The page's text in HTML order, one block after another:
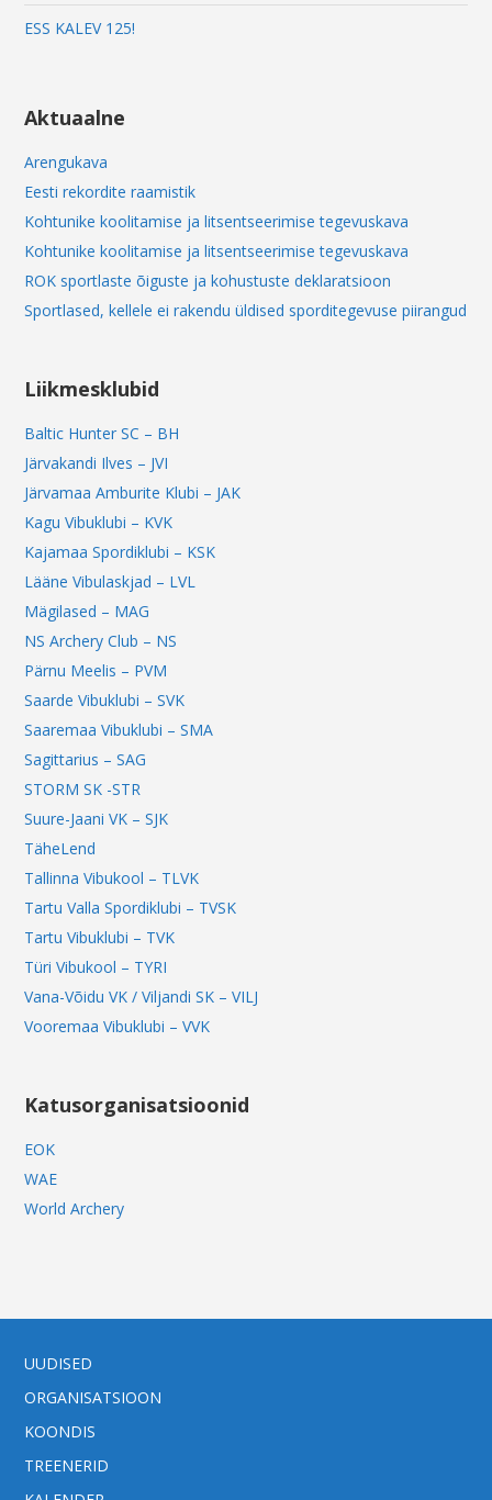
ESS KALEV 125!
Aktuaalne
Arengukava
Eesti rekordite raamistik
Kohtunike koolitamise ja litsentseerimise tegevuskava
Kohtunike koolitamise ja litsentseerimise tegevuskava
ROK sportlaste õiguste ja kohustuste deklaratsioon
Sportlased, kellele ei rakendu üldised sporditegevuse piirangud
Liikmesklubid
Baltic Hunter SC – BH
Järvakandi Ilves – JVI
Järvamaa Amburite Klubi – JAK
Kagu Vibuklubi – KVK
Kajamaa Spordiklubi – KSK
Lääne Vibulaskjad – LVL
Mägilased – MAG
NS Archery Club – NS
Pärnu Meelis – PVM
Saarde Vibuklubi – SVK
Saaremaa Vibuklubi – SMA
Sagittarius – SAG
STORM SK -STR
Suure-Jaani VK – SJK
TäheLend
Tallinna Vibukool – TLVK
Tartu Valla Spordiklubi – TVSK
Tartu Vibuklubi – TVK
Türi Vibukool – TYRI
Vana-Võidu VK / Viljandi SK – VILJ
Vooremaa Vibuklubi – VVK
Katusorganisatsioonid
EOK
WAE
World Archery
UUDISED
ORGANISATSIOON
KOONDIS
TREENERID